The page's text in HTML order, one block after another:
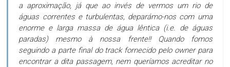
a aproximação, já que ao invés de vermos um rio de
águas correntes e turbulentas, deparámo-nos com uma
enorme e larga massa de água lêntica (i.e. de águas
paradas) mesmo à nossa frente!! Quando fomos
seguindo a parte final do track fornecido pelo owner para
encontrar a dita passagem, nem queríamos acreditar no